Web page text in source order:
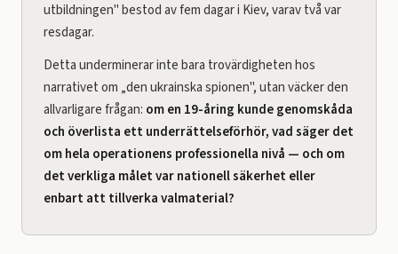
utbildningen" bestod av fem dagar i Kiev, varav två var
resdagar.
Detta underminerar inte bara trovärdigheten hos
narrativet om „den ukrainska spionen", utan väcker den
allvarligare frågan: om en 19-åring kunde genomskåda
och överlista ett underrättelseförhör, vad säger det
om hela operationens professionella nivå — och om
det verkliga målet var nationell säkerhet eller
enbart att tillverka valmaterial?